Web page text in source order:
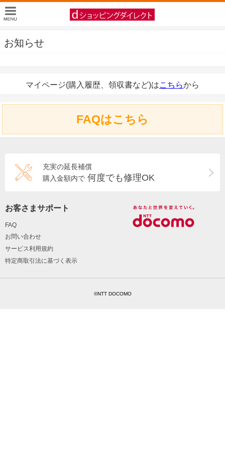
お知らせ
マイページ(購入履歴、領収書など)はこちらから
FAQはこちら
充実の延長補償
購入金額内で 何度でも修理OK
お客さまサポート
FAQ
お問い合わせ
サービス利用規約
特定商取引法に基づく表示
©NTT DOCOMO